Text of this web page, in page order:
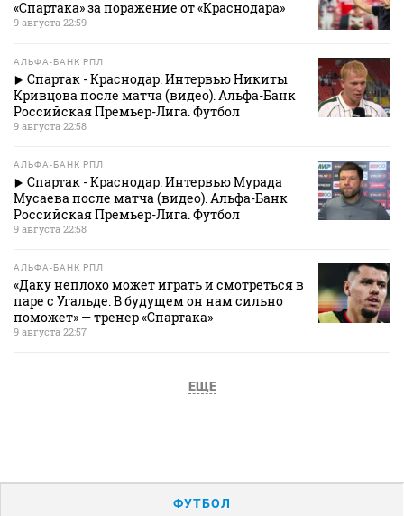
«Спартака» за поражение от «Краснодара»
9 августа 22:59
АЛЬФА-БАНК РПЛ
Спартак - Краснодар. Интервью Никиты
Кривцова после матча (видео). Альфа-Банк
Российская Премьер-Лига. Футбол
9 августа 22:58
АЛЬФА-БАНК РПЛ
Спартак - Краснодар. Интервью Мурада
Мусаева после матча (видео). Альфа-Банк
Российская Премьер-Лига. Футбол
9 августа 22:58
АЛЬФА-БАНК РПЛ
«Даку неплохо может играть и смотреться в
паре с Угальде. В будущем он нам сильно
поможет» — тренер «Спартака»
9 августа 22:57
ЕЩЕ
ФУТБОЛ